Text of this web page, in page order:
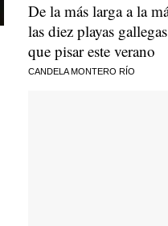
De la más larga a la
las diez playas
que pisar este verano
CANDELA MONTERO RÍO